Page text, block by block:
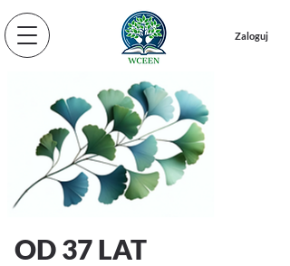
Zaloguj
OD 37 LAT